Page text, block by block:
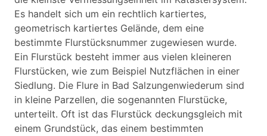
Es handelt sich um ein rechtlich kartiertes,
geometrisch kartiertes Gelände, dem eine
bestimmte Flurstücksnummer zugewiesen wurde.
Ein Flurstück besteht immer aus vielen kleineren
Flurstücken, wie zum Beispiel Nutzflächen in einer
Siedlung. Die Flure in Bad Salzungenwiederum sind
in kleine Parzellen, die sogenannten Flurstücke,
unterteilt. Oft ist das Flurstück deckungsgleich mit
einem Grundstück, das einem bestimmten